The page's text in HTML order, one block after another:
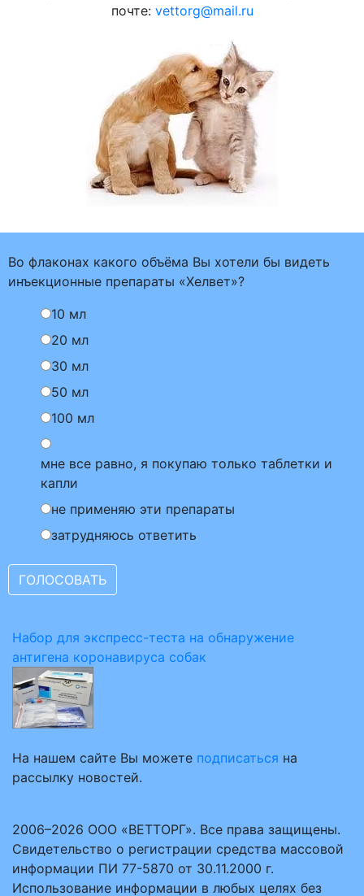
почте: vettorg@mail.ru
Во флаконах какого объёма Вы хотели бы видеть
инъекционные препараты «Хелвет»?
10 мл
20 мл
30 мл
50 мл
100 мл
мне все равно, я покупаю только таблетки и
капли
не применяю эти препараты
затрудняюсь ответить
Набор для экспресс-теста на обнаружение
антигена коронавируса собак
На нашем сайте Вы можете подписаться на
рассылку новостей.
2006–2026 ООО «ВЕТТОРГ». Все права защищены.
Свидетельство о регистрации средства массовой
информации ПИ 77-5870 от 30.11.2000 г.
Использование информации в любых целях без